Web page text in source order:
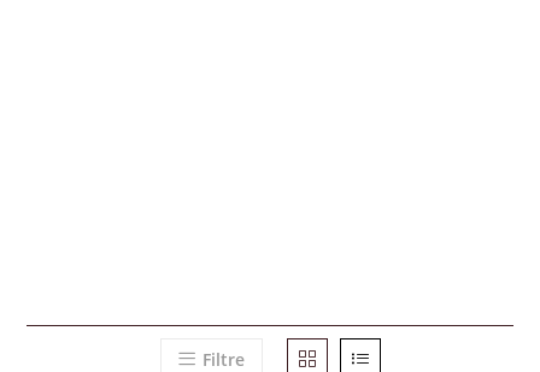
Filtre